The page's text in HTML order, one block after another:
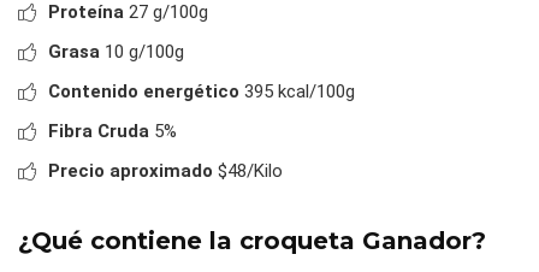
Proteína 27 g/100g
Grasa 10 g/100g
Contenido energético 395 kcal/100g
Fibra Cruda 5%
Precio aproximado $48/Kilo
¿Qué contiene la croqueta Ganador?